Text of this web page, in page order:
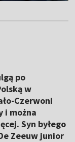
po
w
Czerwoni
i można
Syn byłego
Zeeuw junior